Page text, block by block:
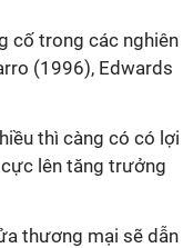
cố trong các nghiên
(1996), Edwards
thì càng có có lợi
lên tăng trưởng
thương mại sẽ dẫn